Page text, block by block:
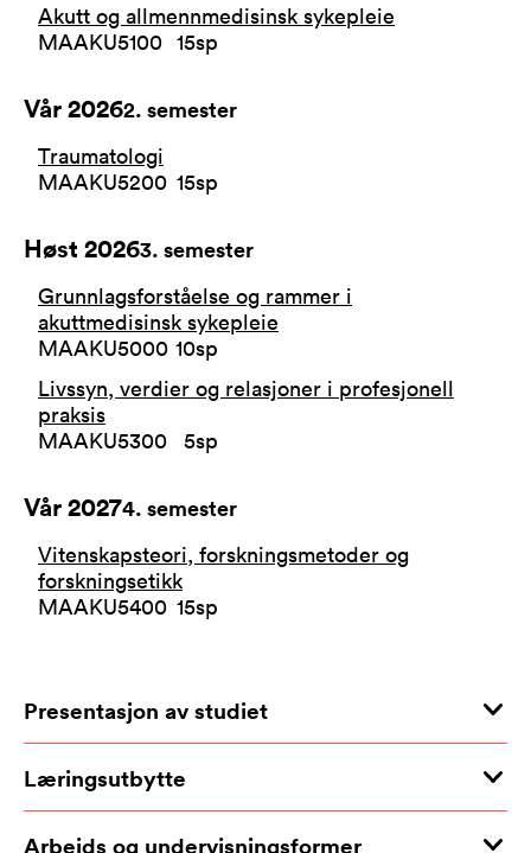
Akutt og allmennmedisinsk sykepleie
MAAKU5100 15sp
Vår 20262. semester
Traumatologi
MAAKU5200 15sp
Høst 20263. semester
Grunnlagsforståelse og rammer i
akuttmedisinsk sykepleie
MAAKU5000 10sp
Livssyn, verdier og relasjoner i profesjonell
praksis
MAAKU5300 5sp
Vår 20274. semester
Vitenskapsteori, forskningsmetoder og
forskningsetikk
MAAKU5400 15sp
Presentasjon av studiet
Læringsutbytte
Arbeids og undervisningsformer